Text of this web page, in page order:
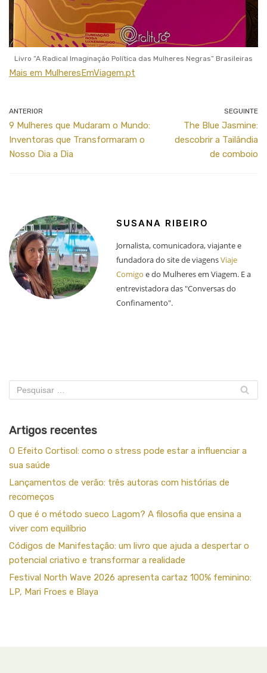
Livro “A Radical Imaginação Política das Mulheres Negras” Brasileiras
Mais em MulheresEmViagem.pt
ANTERIOR
9 Mulheres que Mudaram o Mundo:
Inventoras que Transformaram o
Nosso Dia a Dia
SEGUINTE
The Blue Jasmine:
descobrir a Tailândia
de comboio
SUSANA RIBEIRO
Jornalista, comunicadora, viajante e
fundadora do site de viagensViaje
Comigo e do Mulheres em Viagem. E a
entrevistadora das "Conversas do
Confinamento".
Artigos recentes
O Efeito Cortisol: como o stress pode estar a influenciar a
sua saúde
Lançamentos de verão: três autoras com histórias de
recomeços
O que é o método sueco Lagom? A filosofia que ensina a
viver com equilíbrio
Códigos de Manifestação: um livro que ajuda a despertar o
potencial criativo e transformar a realidade
Festival North Wave 2026 apresenta cartaz 100% feminino:
LP, Mari Froes e Blaya